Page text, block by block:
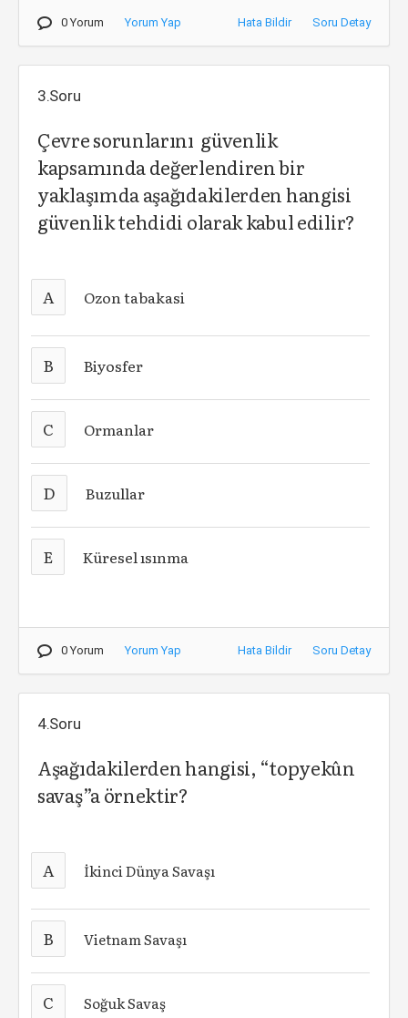
0 Yorum Yorum Yap Hata Bildir Soru Detay
3.Soru
Çevre sorunlarını güvenlik
kapsamında değerlendiren bir
yaklaşımda aşağıdakilerden hangisi
güvenlik tehdidi olarak kabul edilir?
A Ozon tabakasi
B Biyosfer
C Ormanlar
D Buzullar
E Küresel ısınma
0 Yorum Yorum Yap Hata Bildir Soru Detay
4.Soru
Aşağıdakilerden hangisi, “topyekûn
savaş”a örnektir?
A İkinci Dünya Savaşı
B Vietnam Savaşı
C Soğuk Savaş